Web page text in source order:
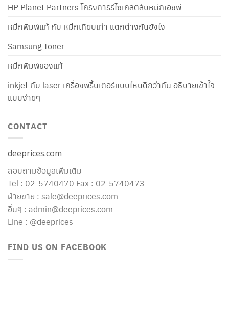
HP Planet Partners โครงการรีไซเคิลตลับหมึกเอชพี
หมึกพิมพ์แท้ กับ หมึกเทียบเท่า แตกต่างกันยังไง
Samsung Toner
หมึกพิมพ์ของแท้
inkjet กับ laser เครื่องพริ้นเตอร์แบบไหนดีกว่ากัน อธิบายเข้าใจ
แบบง่ายๆ
CONTACT
deeprices.com
สอบถามข้อมูลเพิ่มเติม
Tel : 02-5740470 Fax : 02-5740473
ฝ่ายขาย : sale@deeprices.com
อื่นๆ : admin@deeprices.com
Line : @deeprices
FIND US ON FACEBOOK